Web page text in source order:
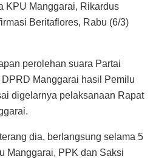
KPU Manggarai, Rikardus
Beritaflores, Rabu (6/3)
perolehan suara Partai
Manggarai hasil Pemilu
digelarnya pelaksanaan Rapat
dia, berlangsung selama 5
Manggarai, PPK dan Saksi